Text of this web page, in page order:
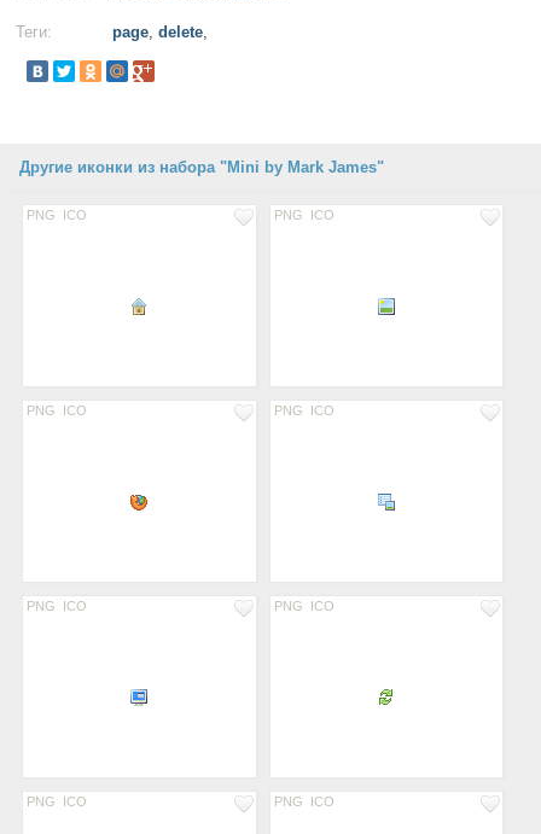
Теги: page, delete,
Другие иконки из набора "Mini by Mark James"
PNG ICO PNG ICO
PNG ICO PNG ICO
PNG ICO PNG ICO
PNG ICO PNG ICO